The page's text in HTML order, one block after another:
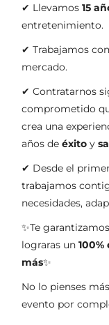
✔ Llevamos 15
entretenimiento.
✔ Trabajamos
mercado.
✔ Contratarnos
comprometido
crea una
años de éxito y
✔ Desde el
trabajamos
necesidades,
✨Te
lograras un
más✨
No lo pienses más
evento por